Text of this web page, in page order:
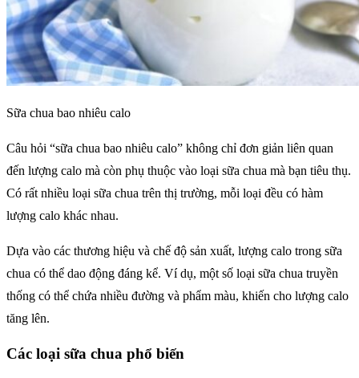
Sữa chua bao nhiêu calo
Câu hỏi “sữa chua bao nhiêu calo” không chỉ đơn giản liên quan
đến lượng calo mà còn phụ thuộc vào loại sữa chua mà bạn tiêu thụ.
Có rất nhiều loại sữa chua trên thị trường, mỗi loại đều có hàm
lượng calo khác nhau.
Dựa vào các thương hiệu và chế độ sản xuất, lượng calo trong sữa
chua có thể dao động đáng kể. Ví dụ, một số loại sữa chua truyền
thống có thể chứa nhiều đường và phẩm màu, khiến cho lượng calo
tăng lên.
Các loại sữa chua phổ biến